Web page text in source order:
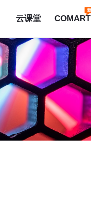
云课堂 COMART